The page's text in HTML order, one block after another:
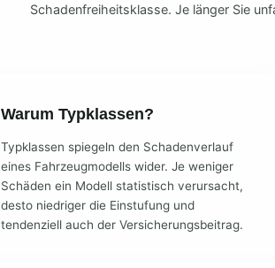
Schadenfreiheitsklasse. Je länger Sie
Warum Typklassen?
Typklassen spiegeln den Schadenverlauf
eines Fahrzeugmodells wider. Je weniger
Schäden ein Modell statistisch verursacht,
desto niedriger die Einstufung und
tendenziell auch der Versicherungsbeitrag.